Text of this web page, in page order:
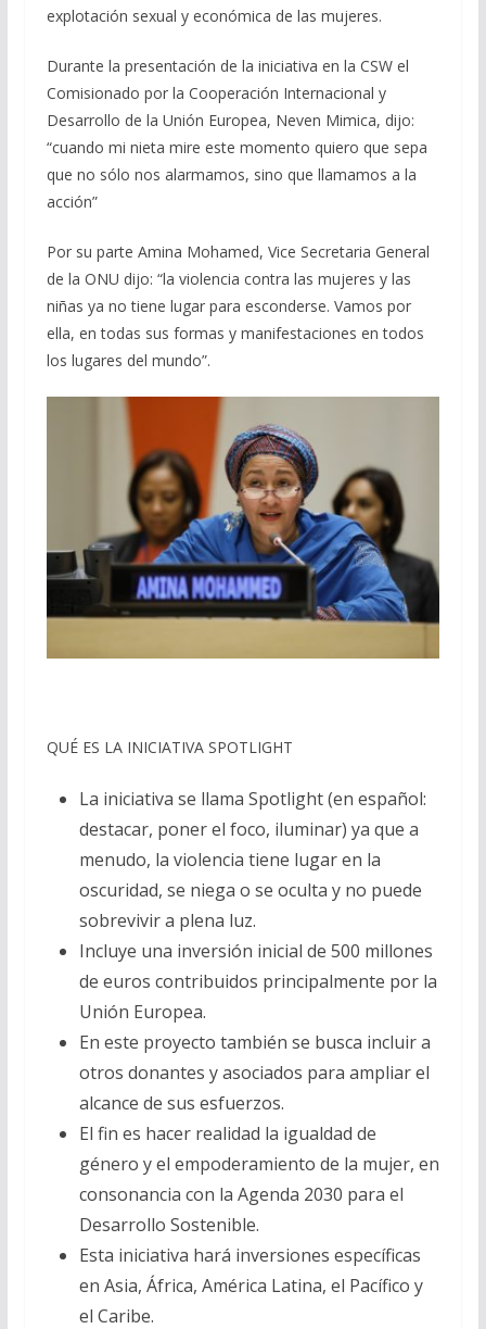
explotación sexual y económica de las mujeres.
Durante la presentación de la iniciativa en la CSW el
Comisionado por la Cooperación Internacional y
Desarrollo de la Unión Europea, Neven Mimica, dijo:
“cuando mi nieta mire este momento quiero que sepa
que no sólo nos alarmamos, sino que llamamos a la
acción”
Por su parte Amina Mohamed, Vice Secretaria General
de la ONU dijo: “la violencia contra las mujeres y las
niñas ya no tiene lugar para esconderse. Vamos por
ella, en todas sus formas y manifestaciones en todos
los lugares del mundo”.
QUÉ ES LA INICIATIVA SPOTLIGHT
La iniciativa se llama Spotlight (en español:
destacar, poner el foco, iluminar) ya que a
menudo, la violencia tiene lugar en la
oscuridad, se niega o se oculta y no puede
sobrevivir a plena luz.
Incluye una inversión inicial de 500 millones
de euros contribuidos principalmente por la
Unión Europea.
En este proyecto también se busca incluir a
otros donantes y asociados para ampliar el
alcance de sus esfuerzos.
El fin es hacer realidad la igualdad de
género y el empoderamiento de la mujer, en
consonancia con la Agenda 2030 para el
Desarrollo Sostenible.
Esta iniciativa hará inversiones específicas
en Asia, África, América Latina, el Pacífico y
el Caribe.